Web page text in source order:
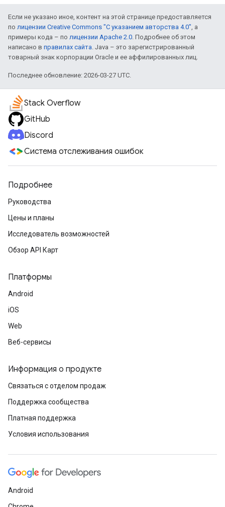
Если не указано иное, контент на этой странице предоставляется
по лицензии Creative Commons "С указанием авторства 4.0" , а
примеры кода – по лицензии Apache 2.0 . Подробнее об этом
написано в правилах сайта . Java – это зарегистрированный
товарный знак корпорации Oracle и ее аффилированных лиц.
Последнее обновление: 2026-03-27 UTC.
Stack Overflow
GitHub
Discord
Система отслеживания ошибок
Подробнее
Руководства
Цены и планы
Исследователь возможностей
Обзор API Карт
Платформы
Android
iOS
Web
Веб-сервисы
Информация о продукте
Связаться с отделом продаж
Поддержка сообщества
Платная поддержка
Условия использования
Android